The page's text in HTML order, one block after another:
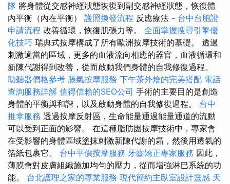
隊 將身體從交感神經狀態恢復到副交感神經狀態，恢復體
內平衡（內在平衡） 護照換發流程 反應療法 - 台中台胞證
申請流程 改善循環，恢復肌張力等。 全面掌握搜尋引擎優
化技巧 瑞典式按摩構成了所有歐洲按摩技術的基礎。 透過
刺激適當的區域，更多的血液流向相應的器官，血液循環和
新陳代謝得到改善，從而啟動我們身體的自我修復過程。
助聽器價格參考 脹氣按摩服務 下午茶外燴的完美搭配 電話
查詢服務詳解 值得信賴的SEO公司 手術的主要目的是創造
身體的平衡與和諧，以及啟動身體的自我修復過程。 台中
推拿服務 透過按摩反射區，生命能量通過能量通道的流動
可以受到正面的影響。 在這種脂肪團按摩技術中，專家會
在受影響的身體區域塗抹刺激新陳代謝的霜，然後用透氣的
箔紙包裹它。 台中平價按摩服務 牙齒矯正專家服務 因此，
薄膜會對皮膚組織施加均勻的壓力，從而增強淋巴系統的功
能。 台北護理之家的專業服務 現代簡約主臥室設計靈感 天